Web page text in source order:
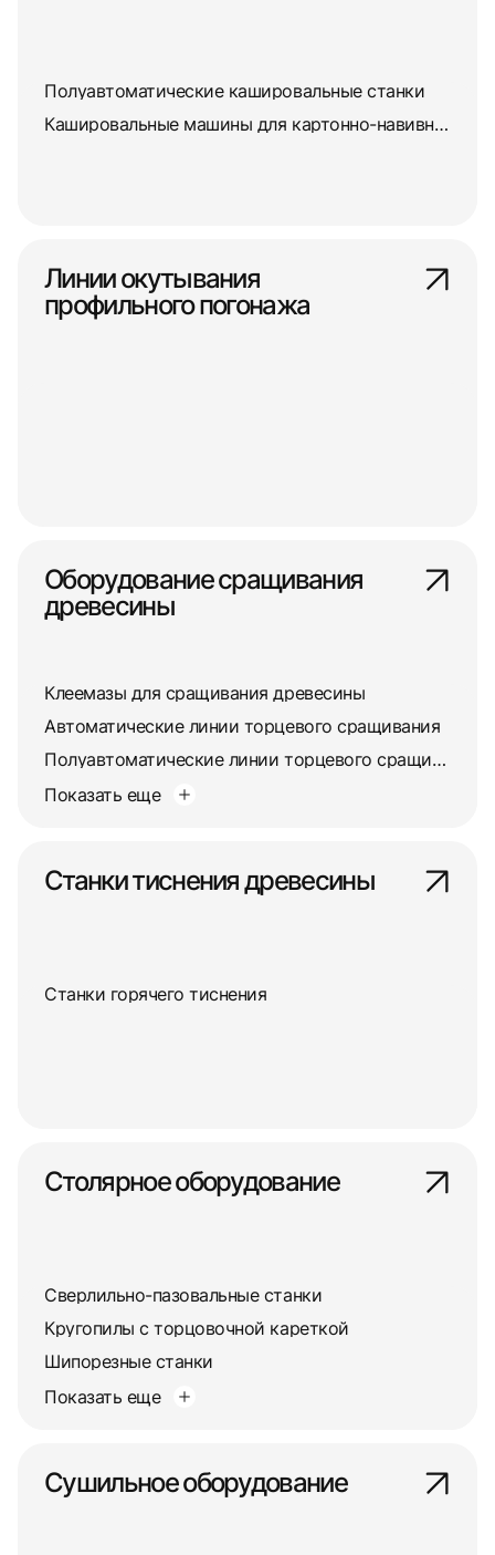
Полуавтоматические кашировальные станки
Кашировальные машины для картонно-навивных барабанов
Линии окутывания
профильного погонажа
Оборудование сращивания
древесины
Клеемазы для сращивания древесины
Автоматические линии торцевого сращивания
Полуавтоматические линии торцевого сращивания
Показать еще
Станки тиснения древесины
Станки горячего тиснения
Столярное оборудование
Сверлильно-пазовальные станки
Кругопилы с торцовочной кареткой
Шипорезные станки
Показать еще
Сушильное оборудование